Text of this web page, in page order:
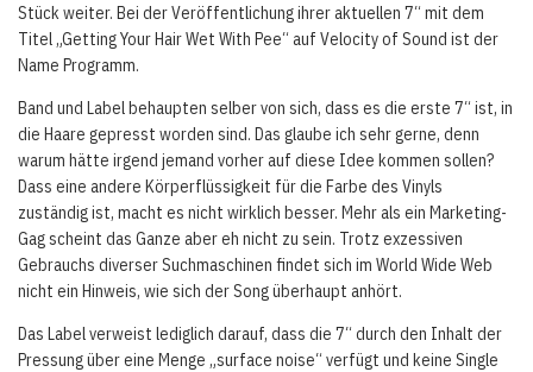
Stück weiter. Bei der Veröffentlichung ihrer aktuellen 7“ mit dem
Titel „Getting Your Hair Wet With Pee“ auf Velocity of Sound ist der
Name Programm.
Band und Label behaupten selber von sich, dass es die erste 7“ ist, in
die Haare gepresst worden sind. Das glaube ich sehr gerne, denn
warum hätte irgend jemand vorher auf diese Idee kommen sollen?
Dass eine andere Körperflüssigkeit für die Farbe des Vinyls
zuständig ist, macht es nicht wirklich besser. Mehr als ein Marketing-
Gag scheint das Ganze aber eh nicht zu sein. Trotz exzessiven
Gebrauchs diverser Suchmaschinen findet sich im World Wide Web
nicht ein Hinweis, wie sich der Song überhaupt anhört.
Das Label verweist lediglich darauf, dass die 7“ durch den Inhalt der
Pressung über eine Menge „surface noise“ verfügt und keine Single